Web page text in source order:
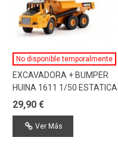
No disponible temporalmente
EXCAVADORA + BUMPER
HUINA 1611 1/50 ESTATICA
29,90 €
Ver Más